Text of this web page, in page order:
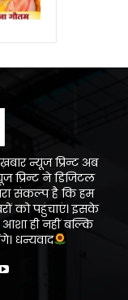
न्यूज प्रिन्ट अब
प्रिन्ट ने डिजिटल
संकल्प है कि हम
को पहुंचाएं। इसके
ही नहीं बल्कि
धन्यवाद